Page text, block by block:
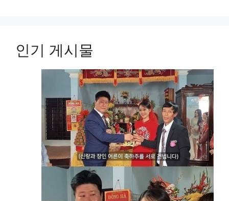
인기 게시물